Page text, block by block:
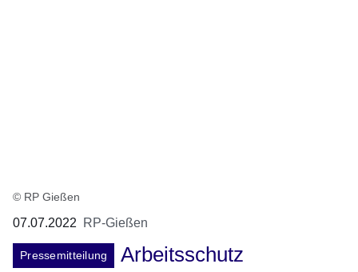
© RP Gießen
07.07.2022 RP-Gießen
Pressemitteilung
Arbeitsschutz